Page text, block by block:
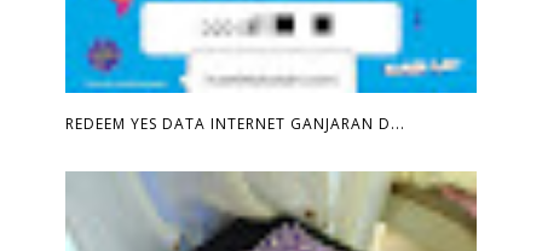
REDEEM YES DATA INTERNET GANJARAN D...